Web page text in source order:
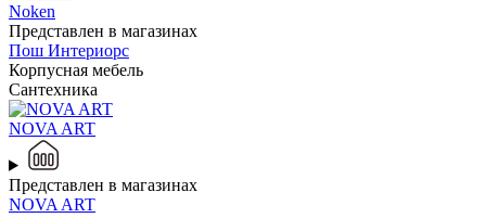
Noken
Представлен в магазинах
Пош Интериорс
Корпусная мебель
Сантехника
NOVA ART
Представлен в магазинах
NOVA ART